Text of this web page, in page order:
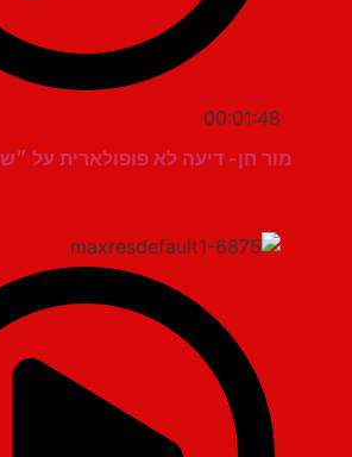
00:01:48
מור חן- דיעה לא פופולארית על ״שלגייה״